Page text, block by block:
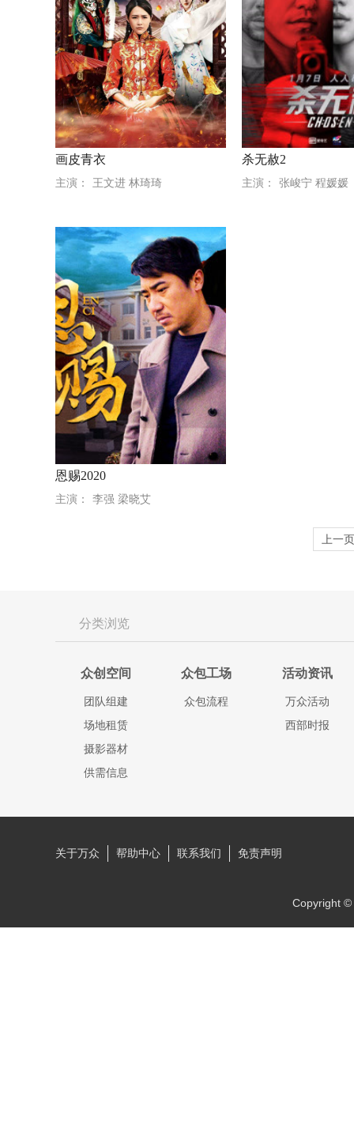
画皮青衣
主演： 王文进 林琦琦
杀无赦2
主演： 张峻宁 程媛媛
恩赐2020
主演： 李强 梁晓艾
上一页
分类浏览
众创空间
团队组建
场地租赁
摄影器材
供需信息
众包工场
众包流程
活动资讯
万众活动
西部时报
关于万众 帮助中心 联系我们 免责声明
Copyright ©